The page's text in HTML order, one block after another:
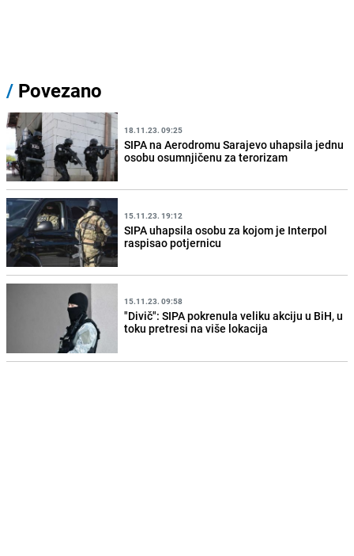
/ Povezano
18.11.23. 09:25
SIPA na Aerodromu Sarajevo uhapsila jednu
osobu osumnjičenu za terorizam
15.11.23. 19:12
SIPA uhapsila osobu za kojom je Interpol
raspisao potjernicu
15.11.23. 09:58
"Divič": SIPA pokrenula veliku akciju u BiH, u
toku pretresi na više lokacija